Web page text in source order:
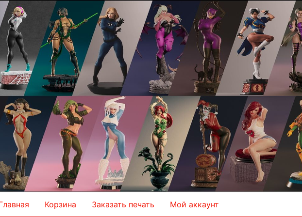
Корзина Заказать печать Мой аккаунт